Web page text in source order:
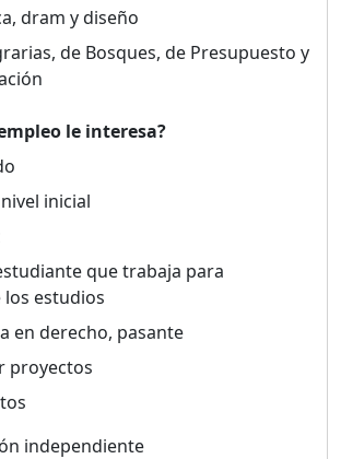
dram y diseño
de Bosques, de Presupuesto y
le interesa?
inicial
que trabaja para
estudios
en derecho, pasante
proyectos
independiente